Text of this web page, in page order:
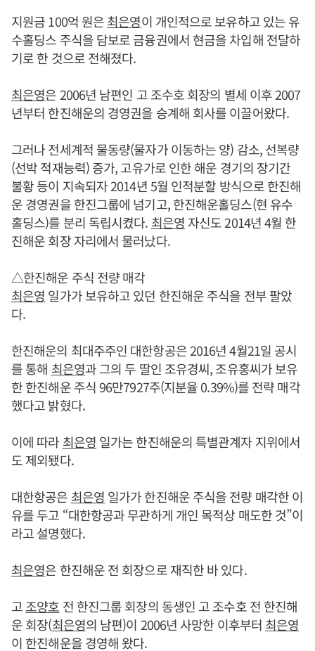
지원금 100억 원은최은영이 개인적으로 보유하고 있는 유
수홀딩스 주식을 담보로 금융권에서 현금을 차입해 전달하
기로 한 것으로 전해졌다.
최은영은 2006년 남편인 고 조수호 회장의 별세 이후 2007
년부터 한진해운의 경영권을 승계해 회사를 이끌어왔다.
그러나 전세계적 물동량(물자가 이동하는 양) 감소, 선복량
(선박 적재능력) 증가, 고유가로 인한 해운 경기의 장기간
불황 등이 지속되자 2014년 5월 인적분할 방식으로 한진해
운 경영권을 한진그룹에 넘기고, 한진해운홀딩스(현 유수
홀딩스)를 분리 독립시켰다. 최은영 자신도 2014년 4월 한
진해운 회장 자리에서 물러났다.
△한진해운 주식 전량 매각
최은영 일가가 보유하고 있던 한진해운 주식을 전부 팔았
다.
한진해운의 최대주주인 대한항공은 2016년 4월21일 공시
를 통해 최은영과 그의 두 딸인 조유경씨, 조유홍씨가 보유
한 한진해운 주식 96만7927주(지분율 0.39%)를 전략 매각
했다고 밝혔다.
이에 따라 최은영 일가는 한진해운의 특별관계자 지위에서
도 제외됐다.
대한항공은 최은영 일가가 한진해운 주식을 전량 매각한 이
유를 두고 “대한항공과 무관하게 개인 목적상 매도한 것”이
라고 설명했다.
최은영은 한진해운 전 회장으로 재직한 바 있다.
고조양호 전 한진그룹 회장의 동생인 고 조수호 전 한진해
운 회장(최은영의 남편)이 2006년 사망한 이후부터 최은영
이 한진해운을 경영해 왔다.